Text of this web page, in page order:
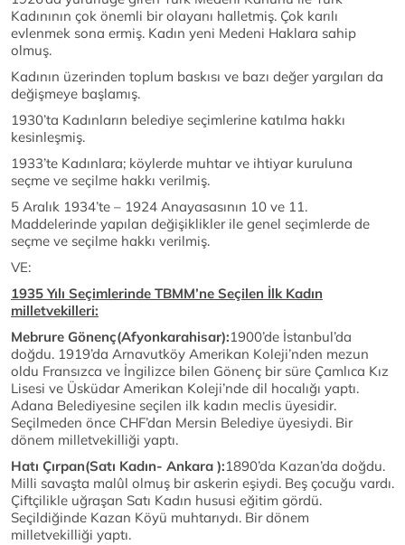
Kadınının çok önemli bir olayanı halletmiş. Çok karılı
evlenmek sona ermiş. Kadın yeni Medeni Haklara sahip
olmuş.
Kadının üzerinden toplum baskısı ve bazı değer yargıları da
değişmeye başlamış.
1930’ta Kadınların belediye seçimlerine katılma hakkı
kesinleşmiş.
1933’te Kadınlara; köylerde muhtar ve ihtiyar kuruluna
seçme ve seçilme hakkı verilmiş.
5 Aralık 1934’te – 1924 Anayasasının 10 ve 11.
Maddelerinde yapılan değişiklikler ile genel seçimlerde de
seçme ve seçilme hakkı verilmiş.
VE:
1935 Yılı Seçimlerinde TBMM’ne Seçilen İlk Kadın
milletvekilleri:
Mebrure Gönenç(Afyonkarahisar):1900’de İstanbul’da
doğdu. 1919’da Arnavutköy Amerikan Koleji’nden mezun
oldu Fransızca ve İngilizce bilen Gönenç bir süre Çamlıca Kız
Lisesi ve Üsküdar Amerikan Koleji’nde dil hocalığı yaptı.
Adana Belediyesine seçilen ilk kadın meclis üyesidir.
Seçilmeden önce CHF’dan Mersin Belediye üyesiydi. Bir
dönem milletvekilliği yaptı.
Hatı Çırpan(Satı Kadın- Ankara ):1890’da Kazan’da doğdu.
Milli savaşta malûl olmuş bir askerin eşiydi. Beş çocuğu vardı.
Çiftçilikle uğraşan Satı Kadın hususi eğitim gördü.
Seçildiğinde Kazan Köyü muhtarıydı. Bir dönem
milletvekilliği yaptı.